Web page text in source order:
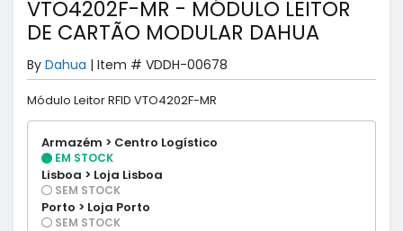
VTO4202F-MR - MÓDULO LEITOR
DE CARTÃO MODULAR DAHUA
By Dahua | Item # VDDH-00678
Módulo Leitor RFID VTO4202F-MR
Armazém > Centro Logístico
EM STOCK
Lisboa > Loja Lisboa
SEM STOCK
Porto > Loja Porto
SEM STOCK